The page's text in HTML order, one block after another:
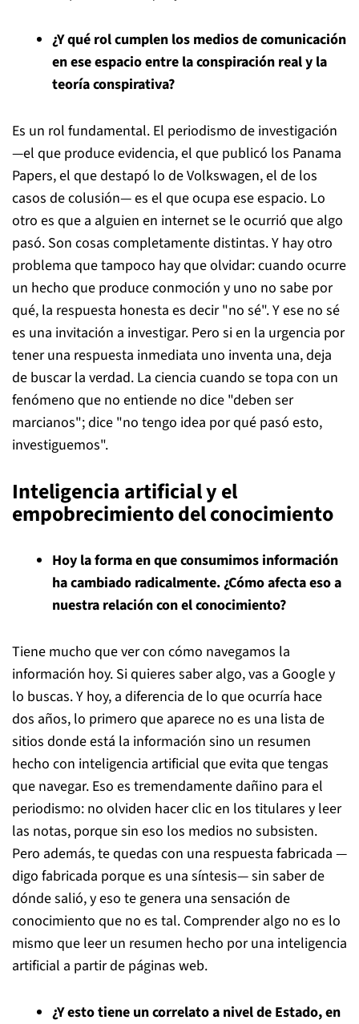
¿Y qué rol cumplen los medios de comunicación
en ese espacio entre la conspiración real y la
teoría conspirativa?
Es un rol fundamental. El periodismo de investigación
—el que produce evidencia, el que publicó los Panama
Papers, el que destapó lo de Volkswagen, el de los
casos de colusión— es el que ocupa ese espacio. Lo
otro es que a alguien en internet se le ocurrió que algo
pasó. Son cosas completamente distintas. Y hay otro
problema que tampoco hay que olvidar: cuando ocurre
un hecho que produce conmoción y uno no sabe por
qué, la respuesta honesta es decir "no sé". Y ese no sé
es una invitación a investigar. Pero si en la urgencia por
tener una respuesta inmediata uno inventa una, deja
de buscar la verdad. La ciencia cuando se topa con un
fenómeno que no entiende no dice "deben ser
marcianos"; dice "no tengo idea por qué pasó esto,
investiguemos".
Inteligencia artificial y el
empobrecimiento del conocimiento
Hoy la forma en que consumimos información
ha cambiado radicalmente. ¿Cómo afecta eso a
nuestra relación con el conocimiento?
Tiene mucho que ver con cómo navegamos la
información hoy. Si quieres saber algo, vas a Google y
lo buscas. Y hoy, a diferencia de lo que ocurría hace
dos años, lo primero que aparece no es una lista de
sitios donde está la información sino un resumen
hecho con inteligencia artificial que evita que tengas
que navegar. Eso es tremendamente dañino para el
periodismo: no olviden hacer clic en los titulares y leer
las notas, porque sin eso los medios no subsisten.
Pero además, te quedas con una respuesta fabricada —
digo fabricada porque es una síntesis— sin saber de
dónde salió, y eso te genera una sensación de
conocimiento que no es tal. Comprender algo no es lo
mismo que leer un resumen hecho por una inteligencia
artificial a partir de páginas web.
¿Y esto tiene un correlato a nivel de Estado, en